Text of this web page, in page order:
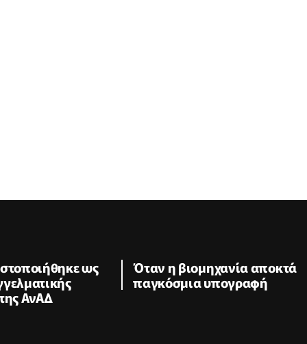
ως
ΑνΑΔ
Όταν η βιομηχανία αποκτά
παγκόσμια υπογραφή